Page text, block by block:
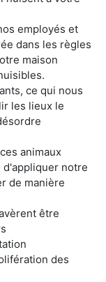
employés et
dans les règles
maison
ce qui nous
les lieux le
animaux
notre
de manière
être
des